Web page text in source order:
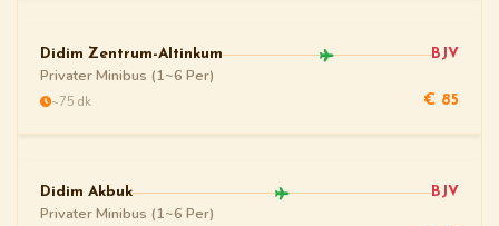
Didim Zentrum-Altinkum BJV
Privater Minibus (1~6 Per)
~75 dk € 85
Didim Akbuk BJV
Privater Minibus (1~6 Per)